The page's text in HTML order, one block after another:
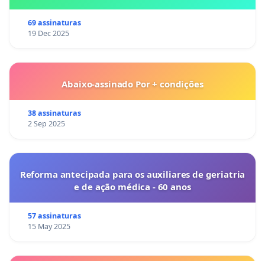
69 assinaturas
19 Dec 2025
Abaixo-assinado Por + condições
38 assinaturas
2 Sep 2025
Reforma antecipada para os auxiliares de geriatria
e de ação médica - 60 anos
57 assinaturas
15 May 2025